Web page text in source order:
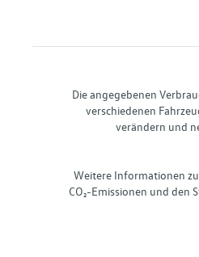
Die angegebenen
verschiedenen
verändern und
Weitere Informationen
CO₂-Emissionen und